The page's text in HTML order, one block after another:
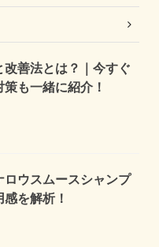
改善法とは？｜今すぐ
も一緒に紹介！
ロウスムースシャンプ
を解析！